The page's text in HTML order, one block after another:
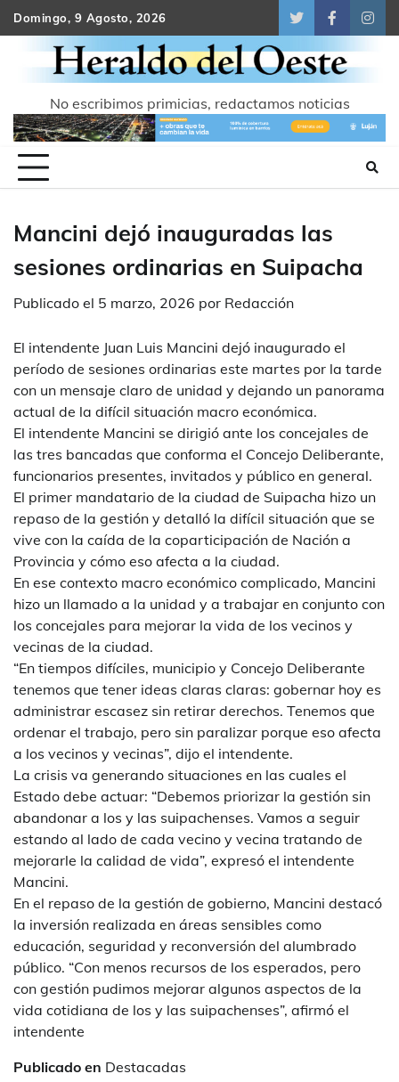
Skip
to
content
Domingo, 9 Agosto, 2026
TwitterFacebook
No escribimos primicias, redactamos noticias
Mancini dejó inauguradas las
sesiones ordinarias en Suipacha
Publicado el 5 marzo, 2026 por Redacción
El intendente Juan Luis Mancini dejó inaugurado el
período de sesiones ordinarias este martes por la tarde
con un mensaje claro de unidad y dejando un panorama
actual de la difícil situación macro económica.
El intendente Mancini se dirigió ante los concejales de
las tres bancadas que conforma el Concejo Deliberante,
funcionarios presentes, invitados y público en general.
El primer mandatario de la ciudad de Suipacha hizo un
repaso de la gestión y detalló la difícil situación que se
vive con la caída de la coparticipación de Nación a
Provincia y cómo eso afecta a la ciudad.
En ese contexto macro económico complicado, Mancini
hizo un llamado a la unidad y a trabajar en conjunto con
los concejales para mejorar la vida de los vecinos y
vecinas de la ciudad.
“En tiempos difíciles, municipio y Concejo Deliberante
tenemos que tener ideas claras claras: gobernar hoy es
administrar escasez sin retirar derechos. Tenemos que
ordenar el trabajo, pero sin paralizar porque eso afecta
a los vecinos y vecinas”, dijo el intendente.
La crisis va generando situaciones en las cuales el
Estado debe actuar: “Debemos priorizar la gestión sin
abandonar a los y las suipachenses. Vamos a seguir
estando al lado de cada vecino y vecina tratando de
mejorarle la calidad de vida”, expresó el intendente
Mancini.
En el repaso de la gestión de gobierno, Mancini destacó
la inversión realizada en áreas sensibles como
educación, seguridad y reconversión del alumbrado
público. “Con menos recursos de los esperados, pero
con gestión pudimos mejorar algunos aspectos de la
vida cotidiana de los y las suipachenses”, afirmó el
intendente
Publicado en Destacadas